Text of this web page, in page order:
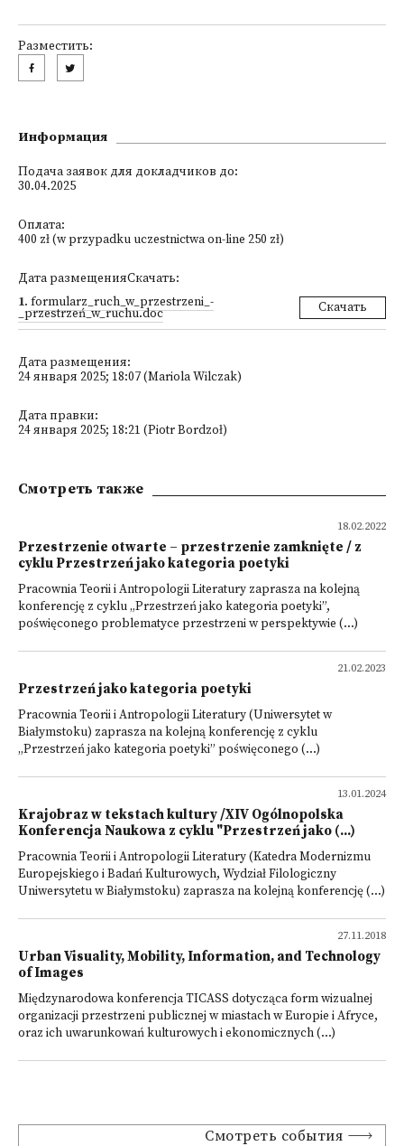
Разместить:
Информация
Подача заявок для докладчиков до:
30.04.2025
Оплата:
400 zł (w przypadku uczestnictwa on-line 250 zł)
Дата размещенияСкачать:
1. formularz_ruch_w_przestrzeni_-
_przestrzeń_w_ruchu.doc Скачать
Дата размещения:
24 января 2025; 18:07 (Mariola Wilczak)
Дата правки:
24 января 2025; 18:21 (Piotr Bordzoł)
Смотреть также
18.02.2022
Przestrzenie otwarte – przestrzenie zamknięte / z
cyklu Przestrzeń jako kategoria poetyki
Pracownia Teorii i Antropologii Literatury zaprasza na kolejną
konferencję z cyklu „Przestrzeń jako kategoria poetyki”,
poświęconego problematyce przestrzeni w perspektywie (...)
21.02.2023
Przestrzeń jako kategoria poetyki
Pracownia Teorii i Antropologii Literatury (Uniwersytet w
Białymstoku) zaprasza na kolejną konferencję z cyklu
„Przestrzeń jako kategoria poetyki” poświęconego (...)
13.01.2024
Krajobraz w tekstach kultury /XIV Ogólnopolska
Konferencja Naukowa z cyklu "Przestrzeń jako (...)
Pracownia Teorii i Antropologii Literatury (Katedra Modernizmu
Europejskiego i Badań Kulturowych, Wydział Filologiczny
Uniwersytetu w Białymstoku) zaprasza na kolejną konferencję (...)
27.11.2018
Urban Visuality, Mobility, Information, and Technology
of Images
Międzynarodowa konferencja TICASS dotycząca form wizualnej
organizacji przestrzeni publicznej w miastach w Europie i Afryce,
oraz ich uwarunkowań kulturowych i ekonomicznych (...)
Смотреть события